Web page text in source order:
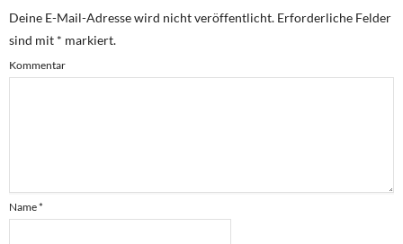
Deine E-Mail-Adresse wird nicht veröffentlicht. Erforderliche Felder
sind mit * markiert.
Kommentar
Name*